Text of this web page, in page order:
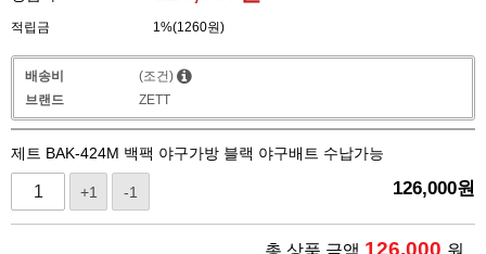
적립금 1%(1260원)
배송비
(조건)
브랜드
ZETT
제트 BAK-424M 백팩 야구가방 블랙 야구배트 수납가능
+1 -1 126,000원
총 상품 금액 126,000 원